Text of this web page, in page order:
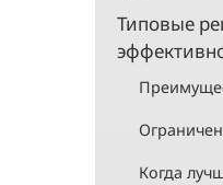
Типовые
Когда